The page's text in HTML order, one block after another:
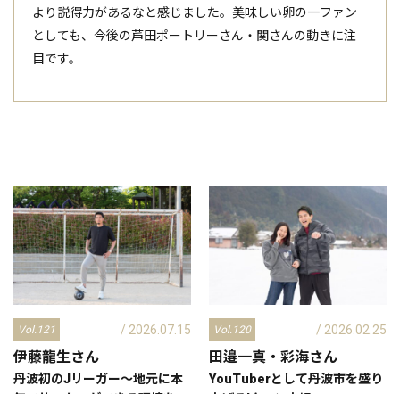
より説得力があるなと感じました。美味しい卵の一ファン
としても、今後の芦田ポートリーさん・関さんの動きに注
目です。
Vol.121
伊藤龍生さん
/ 2026.07.15
丹波初のJリーガー～地元に本
Vol.120
田邉一真・彩海さん
/ 2026.02.25
YouTuberとして丹波市を盛り